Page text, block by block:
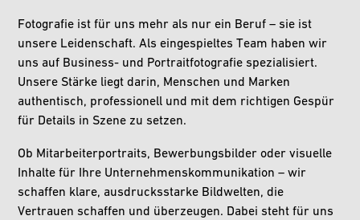
Fotografie ist für uns mehr als nur ein Beruf – sie ist
unsere Leidenschaft. Als eingespieltes Team haben wir
uns auf Business- und Portraitfotografie spezialisiert.
Unsere Stärke liegt darin, Menschen und Marken
authentisch, professionell und mit dem richtigen Gespür
für Details in Szene zu setzen.
Ob Mitarbeiterportraits, Bewerbungsbilder oder visuelle
Inhalte für Ihre Unternehmenskommunikation – wir
schaffen klare, ausdrucksstarke Bildwelten, die
Vertrauen schaffen und überzeugen. Dabei steht für uns